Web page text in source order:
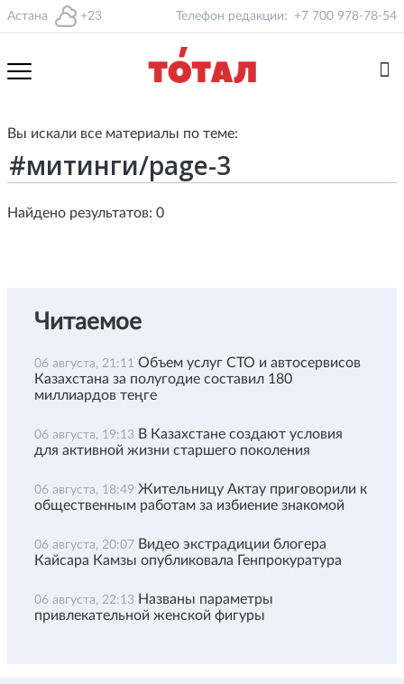
Астана +23 Телефон редакции: +7 700 978-78-54
Вы искали все материалы по теме:
Найдено результатов: 0
Читаемое
06 августа, 21:11 Объем услуг СТО и автосервисов
Казахстана за полугодие составил 180
миллиардов теңге
06 августа, 19:13 В Казахстане создают условия
для активной жизни старшего поколения
06 августа, 18:49 Жительницу Актау приговорили к
общественным работам за избиение знакомой
06 августа, 20:07 Видео экстрадиции блогера
Кайсара Камзы опубликовала Генпрокуратура
06 августа, 22:13 Названы параметры
привлекательной женской фигуры